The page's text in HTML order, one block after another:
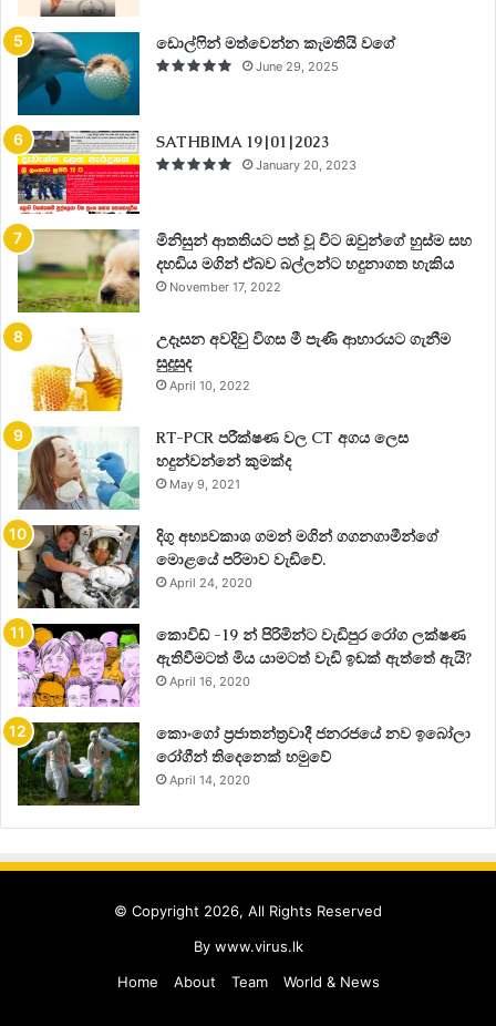
ඩොල්ෆින් මත්වෙන්න කැමතියි වගේ
June 29, 2025
SATHBIMA 19|01|2023
January 20, 2023
මිනිසුන් ආතතියට පත් වූ විට ඔවුන්ගේ හුස්ම සහ
දහඩිය මගින් ඒබව බල්ලන්ට හදුනාගත හැකිය
November 17, 2022
උදෑසන අවදිවු විගස මී පැණි ආහාරයට ගැනීම
සුදුසුද
April 10, 2022
RT-PCR පරීක්ෂණ වල CT අගය ලෙස
හදුන්වන්නේ කුමක්ද
May 9, 2021
දිගු අභ්‍යවකාශ ගමන් මගින් ගගනගාමීන්ගේ
මොළයේ පරිමාව වැඩිවේ.
April 24, 2020
කොවිඩ් -19 න් පිරිමින්ට වැඩිපුර රෝග ලක්ෂණ
ඇතිවීමටත් මිය යාමටත් වැඩි ඉඩක් ඇත්තේ ඇයි?
April 16, 2020
කොංගෝ ප්‍රජාතන්ත්‍රවාදී ජනරජයේ නව ඉබෝලා
රෝගීන් තිදෙනෙක් හමුවේ
April 14, 2020
© Copyright 2026, All Rights Reserved
By www.virus.lk
Home
About Team World & News